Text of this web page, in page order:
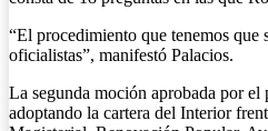
“El procedimiento que tenemos
oficialistas”, manifestó Palacios.
La segunda moción aprobada por el
adoptando la cartera del Interior